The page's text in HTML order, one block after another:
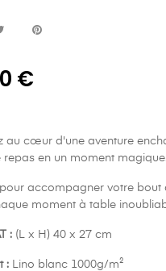
€
au cœur d'une aventure
repas en un moment
accompagner votre bout
moment à table
: (L x H) 40 x 27 cm
: Lino blanc 1000g/m²